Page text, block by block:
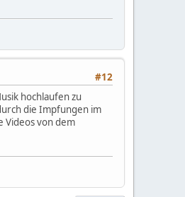
#12
hochlaufen zu
die Impfungen im
Videos von dem